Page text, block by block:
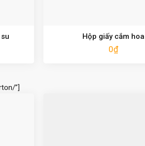
Hộp giấy cắm hoa
0₫
”]